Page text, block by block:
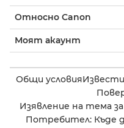
Относно Canon
Моят акаунт
Общи условия
Изявление на тема
Потребител: Къде